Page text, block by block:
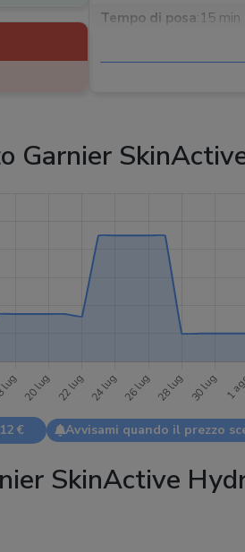
Tempo di posa: 15 min
Frequenza di
Garnier
€ Avvisami quando il prezzo
SkinActive